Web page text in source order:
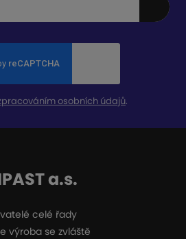
osobních údajů.
a.s.
celé řady
výroba se zvláště